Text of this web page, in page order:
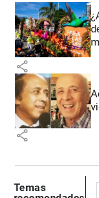
share
share
Temas